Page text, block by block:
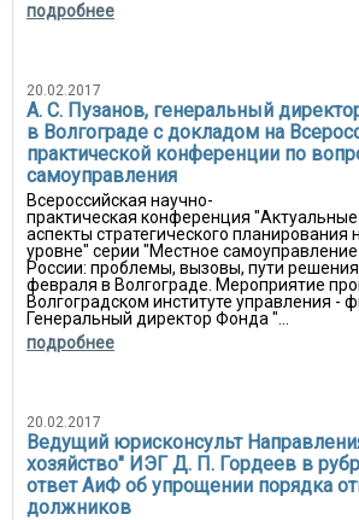
подробнее
20.02.2017
А. С. Пузанов, генеральный
в Волгограде с докладом на
практической конференции по
самоуправления
Всероссийская научно-
практическая конференция
аспекты стратегического
уровне" серии "Местное
России: проблемы, вызовы, пути
февраля в Волгограде. Мероприятие
Волгоградском институте управления -
Генеральный директор Фонда "...
подробнее
20.02.2017
Ведущий юрисконсульт
хозяйство" ИЭГ Д. П. Гордеев в
ответ АиФ об упро­щении порядка
должников